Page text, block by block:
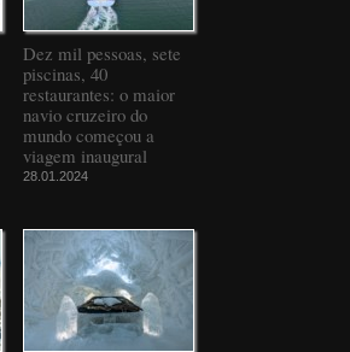
Dez mil pessoas, sete
piscinas, 40
restaurantes: o maior
navio cruzeiro do
mundo começou a
viagem inaugural
28.01.2024